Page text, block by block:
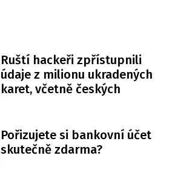
Ruští hackeři zpřístupnili
údaje z milionu ukradených
karet, včetně českých
Pořizujete si bankovní účet
skutečně zdarma?